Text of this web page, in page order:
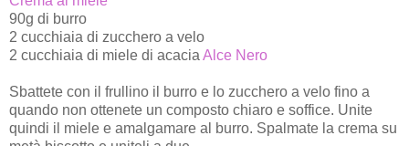
90g di burro
2 cucchiaia di zucchero a velo
2 cucchiaia di miele di acacia Alce Nero
Sbattete con il frullino il burro e lo zucchero a velo fino a
quando non ottenete un composto chiaro e soffice. Unite
quindi il miele e amalgamare al burro. Spalmate la crema su